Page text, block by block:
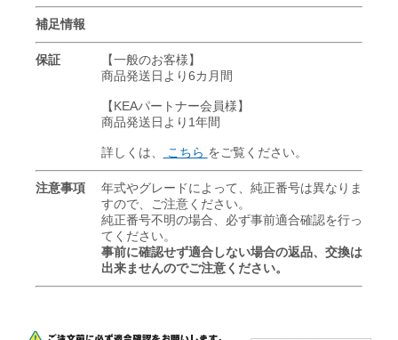
補足情報
保証
【一般のお客様】
商品発送日より6カ月間
【KEAパートナー会員様】
商品発送日より1年間
詳しくは、 こちら をご覧ください。
注意事項
年式やグレードによって、純正番号は異なりま
すので、ご注意ください。
純正番号不明の場合、必ず事前適合確認を行っ
てください。
事前に確認せず適合しない場合の返品、交換は
出来ませんのでご注意ください。